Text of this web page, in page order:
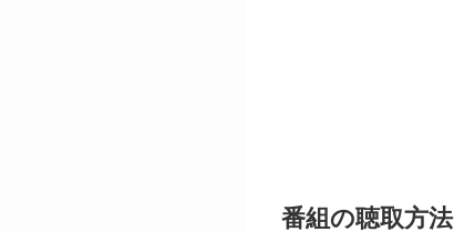
番組の聴取方法